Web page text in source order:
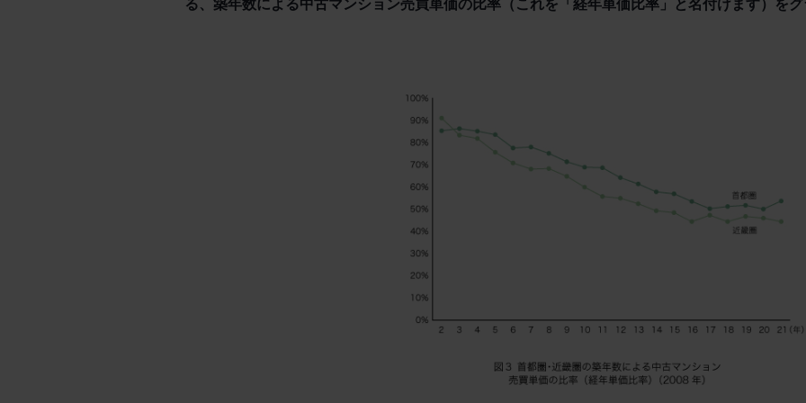
る、築年数による中古マンション売買単価の比率（これを「経年単価比率」と名付けます）をグ